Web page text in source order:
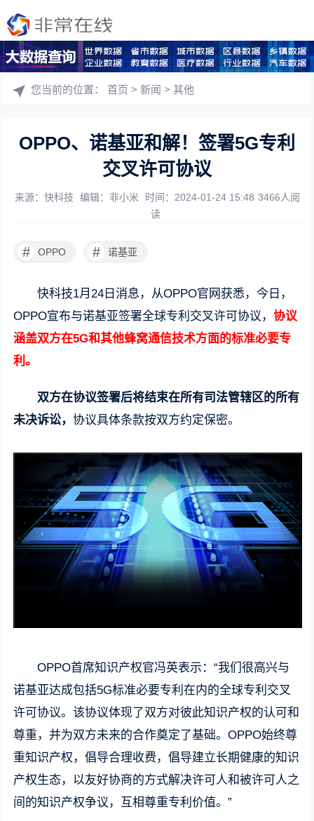
您当前的位置：首页 >新闻 >其他
OPPO、诺基亚和解！签署5G专利
交叉许可协议
来源：快科技 编辑：非小米 时间：2024-01-24 15:48 3466人阅
读
# OPPO # 诺基亚
快科技1月24日消息，从OPPO官网获悉，今日，
OPPO宣布与诺基亚签署全球专利交叉许可协议，协议
涵盖双方在5G和其他蜂窝通信技术方面的标准必要专
利。
双方在协议签署后将结束在所有司法管辖区的所有
未决诉讼，协议具体条款按双方约定保密。
OPPO首席知识产权官冯英表示：“我们很高兴与
诺基亚达成包括5G标准必要专利在内的全球专利交叉
许可协议。该协议体现了双方对彼此知识产权的认可和
尊重，并为双方未来的合作奠定了基础。OPPO始终尊
重知识产权，倡导合理收费，倡导建立长期健康的知识
产权生态，以友好协商的方式解决许可人和被许可人之
间的知识产权争议，互相尊重专利价值。”